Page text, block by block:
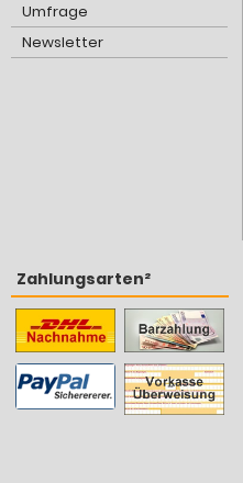
Umfrage
Newsletter
Zahlungsarten²